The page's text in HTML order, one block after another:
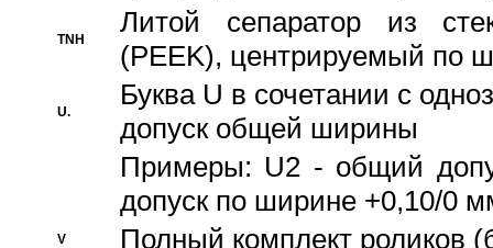
TNH
Литой сепаратор из
(PEEK), центрируемый по
U.
Буква U в сочетании с
допуск общей ширины
Примеры: U2 - общий
допуск по ширине +0,10/0
V Полный комплект роликов